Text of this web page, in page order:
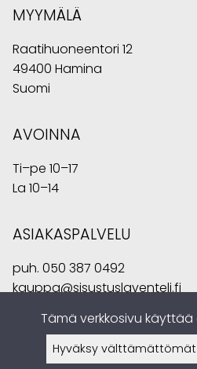
MYYMÄLÄ
Raatihuoneentori 12
49400 Hamina
Suomi
AVOINNA
Ti–pe 10–17
La 10–14
ASIAKASPALVELU
puh. 050 387 0492
kauppa@sisustuslaventeli.fi
Tämä verkkosivu
Hyväksy välttämättömät